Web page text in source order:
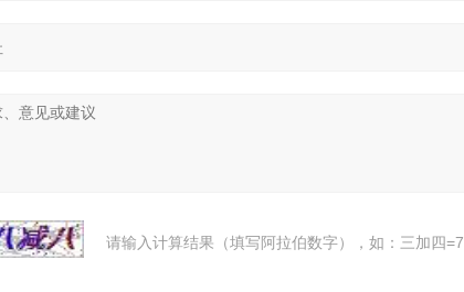
请输入计算结果（填写阿拉伯数字），如：三加四=7